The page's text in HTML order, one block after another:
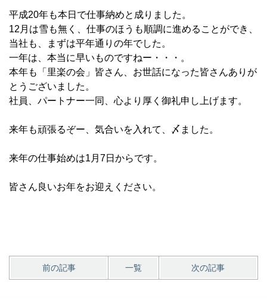
平成20年も本日で仕事納めと成りました。
12月は雪も無く、仕事のほうも順調に進めることができ、
当社も、まずは平年通りの年でした。
一年は、本当に早いものですねー・・・。
本年も「里楽の会」皆さん、お世話になった皆さんありが
とうございました。
社員、パートナー一同、心より厚く御礼申し上げます。
来年も頑張るぞー、気合いを入れて、〆ました。
来年の仕事始めは1月7日からです。
皆さん良いお年をお迎えください。
前の記事 一覧 次の記事